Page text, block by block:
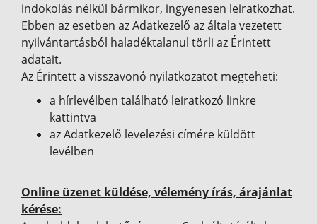
indokolás nélkül bármikor, ingyenesen leiratkozhat.
Ebben az esetben az Adatkezelő az általa vezetett
nyilvántartásból haladéktalanul törli az Érintett
adatait.
Az Érintett a visszavonó nyilatkozatot megteheti:
a hírlevélben található leiratkozó linkre
kattintva
az Adatkezelő levelezési címére küldött
levélben
Online üzenet küldése, vélemény írás, árajánlat
kérése: